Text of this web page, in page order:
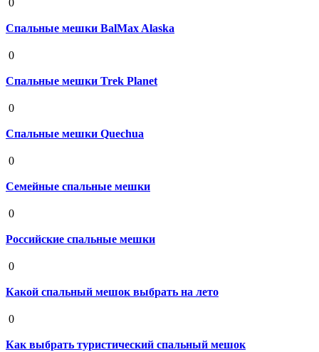
0
Спальные мешки BalMax Alaska
0
Спальные мешки Trek Planet
0
Спальные мешки Quechua
0
Семейные спальные мешки
0
Российские спальные мешки
0
Какой спальный мешок выбрать на лето
0
Как выбрать туристический спальный мешок